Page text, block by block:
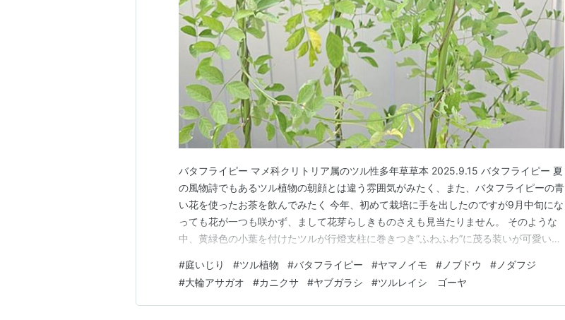
バタフライピー マメ科クリトリア属のツル性多年草草本 2025.9.15 バタフライピー 夏
の風物詩でもあるツル植物の朝顔とは違う雰囲気がみたく、また、バタフライピーの青
い花を使ったお茶を飲んでみたく 今年、初めて栽培に手を出したのですが9月中旬にな
っても花が一つも咲かず、まして花芽らしきものさえも見当たりません。 そのような
中、黄緑色の小葉を付けたツルが行燈支柱に巻きつき”ふわふわ”に茂る装いが可愛いら
るなら、我が家のツル植物を一緒に紹介しようとなりました。 ヤマノイモ ヤマノイモ
科ヤマノイモ属のツル性…
#庭いじり #ツル植物 #バタフライピー #ヤマノイモ #ノブドウ #ノダフジ
#大輪アサガオ #カニクサ #ヤブガラシ #ツルレイシ ゴーヤ